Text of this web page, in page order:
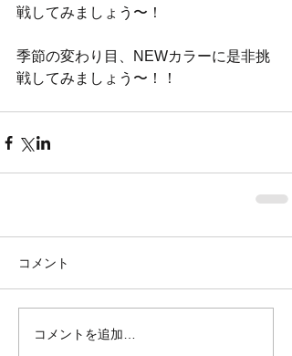
戦してみましょう〜！
季節の変わり目、NEWカラーに是非挑
戦してみましょう〜！！
コメント
コメントを追加…